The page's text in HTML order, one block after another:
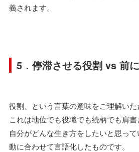
義されます。
5．停滞させる役割 vs 前
役割、という言葉の意味をご理解いた
これは地位でも役職でも続柄でも肩書
自分がどんな生き方をしたいと思っ
動に合わせて言語化したものです。